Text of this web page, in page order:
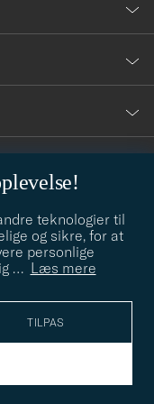
teknologier til
og sikre, for at
personlige
… Læs mere
TILPAS
hjælpe dig, vi hjælper